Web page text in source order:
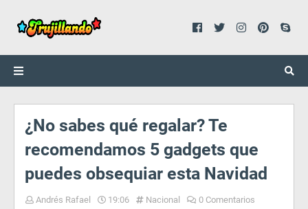
¿No sabes qué regalar? Te
recomendamos 5 gadgets que
puedes obsequiar esta Navidad
Andrés Rafael 19:06 Nacional 0 Comentarios